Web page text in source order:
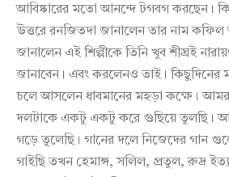
আবিষ্কারের মতো আনন্দে টগবগ করছেন। কি
উত্তরে রনজিতদা জানালেন তার নাম
জানালেন এই শিল্পীকে তিনি খুব শীঘ্রই
জানাবেন। এবং করলেনও তাই।
চলে আসলেন ধাবমানের মহড়া কক্ষে।
দলটাকে একটু একটু করে গুছিয়ে তুলছি।
গড়ে তুলেছি। গানের দলে নিজেদের গান
গাইছি তখন হেমাঙ্গ, সলিল, প্রতুল, রুদ্র